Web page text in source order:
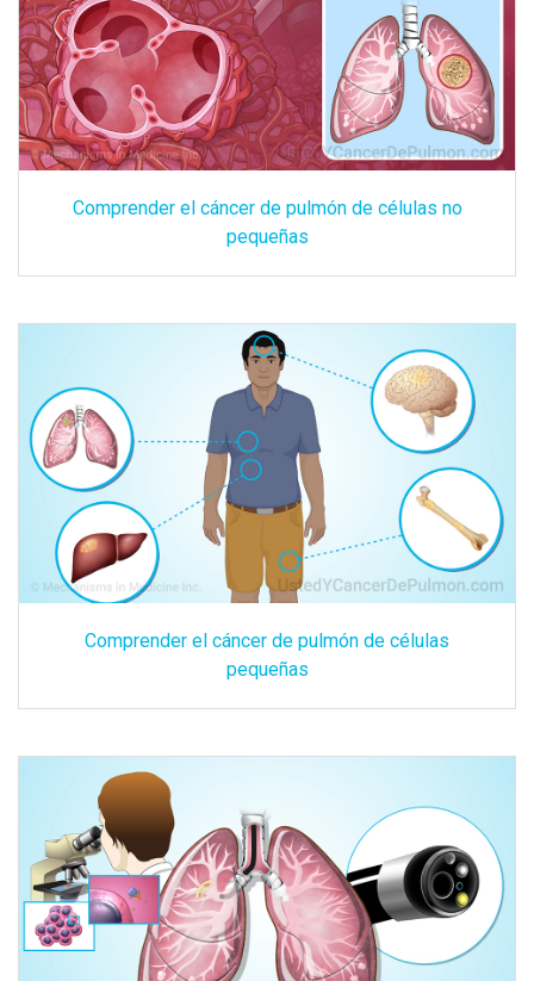
Comprender el cáncer de pulmón de células no
pequeñas
Comprender el cáncer de pulmón de células
pequeñas